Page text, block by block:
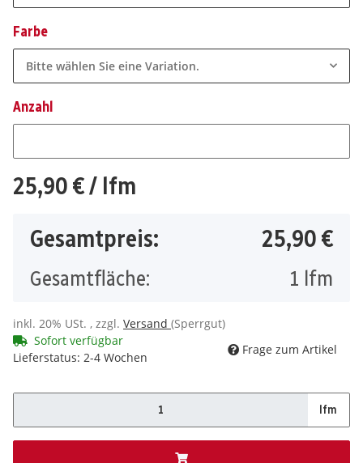
Farbe
Bitte wählen Sie eine Variation.
Anzahl
25,90 €/ lfm
Gesamtpreis:
25,90 €
Gesamtfläche: 1 lfm
inkl. 20% USt. , zzgl. Versand (Sperrgut)
Sofort verfügbar
Lieferstatus: 2-4 Wochen
Frage zum Artikel
lfm